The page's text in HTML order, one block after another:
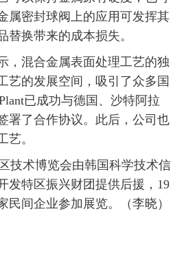
新华电视英文 返回PC
属密封球阀上的应用可发挥其
替换带来的成本损失。
，混合金属表面处理工艺的独
艺的发展空间，吸引了众多国
已成功与德国、沙特阿拉
署了合作协议。此后，公司也
艺。
技术博览会由韩国科学技术信
发特区振兴财团提供后援，19
民间企业参加展览。（李晓）